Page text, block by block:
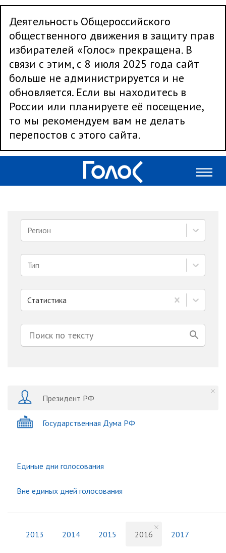
Деятельность Общероссийского
общественного движения в защиту прав
избирателей «Голос» прекращена. В
связи с этим, с 8 июля 2025 года сайт
больше не администрируется и не
обновляется. Если вы находитесь в
России или планируете её посещение,
то мы рекомендуем вам не делать
перепостов с этого сайта.
Регион
Тип
Статистика
Президент РФ
Государственная Дума РФ
Единые дни голосования
Вне единых дней голосования
2013 2014 2015 2016 2017